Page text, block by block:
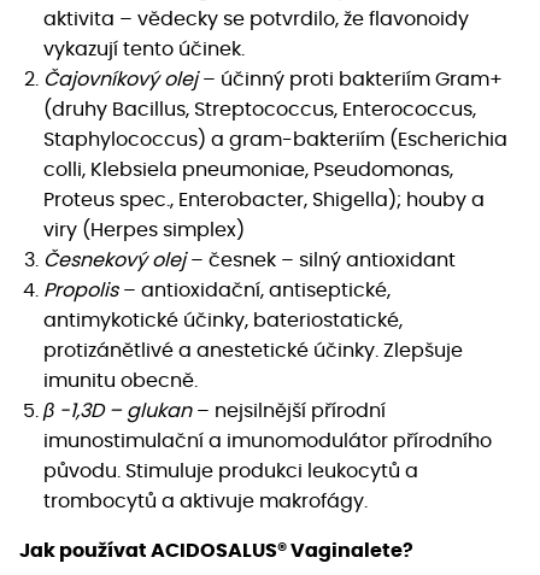
aktivita – vědecky se potvrdilo, že flavonoidy
vykazují tento účinek.
Čajovníkový olej– účinný proti bakteriím Gram+
(druhy Bacillus, Streptococcus, Enterococcus,
Staphylococcus) a gram-bakteriím (Escherichia
colli, Klebsiela pneumoniae, Pseudomonas,
Proteus spec., Enterobacter, Shigella); houby a
viry (Herpes simplex)
Česnekový olej– česnek – silný antioxidant
Propolis– antioxidační, antiseptické,
antimykotické účinky, bateriostatické,
protizánětlivé a anestetické účinky. Zlepšuje
imunitu obecně.
β -1,3D – glukan– nejsilnější přírodní
imunostimulační a imunomodulátor přírodního
původu. Stimuluje produkci leukocytů a
trombocytů a aktivuje makrofágy.
Jak používat ACIDOSALUS® Vaginalete?